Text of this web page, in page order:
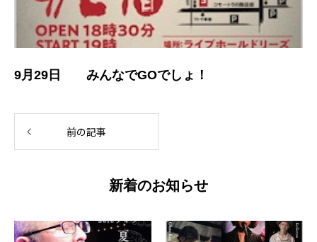
9月29日 みんなでGOでしょ！
前の記事
新着のお知らせ